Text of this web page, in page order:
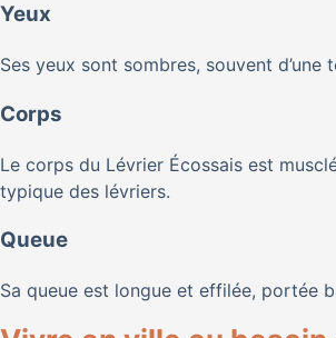
Yeux
Ses yeux sont sombres, souvent
Corps
Le corps du Lévrier Écossais est
typique des lévriers.
Queue
Sa queue est longue et effilée, portée